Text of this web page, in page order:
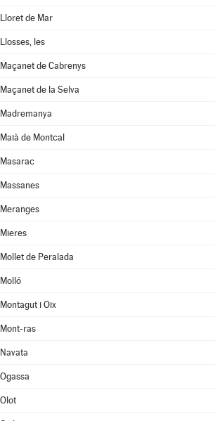
Lloret de Mar
Llosses, les
Maçanet de Cabrenys
Maçanet de la Selva
Madremanya
Maià de Montcal
Masarac
Massanes
Meranges
Mieres
Mollet de Peralada
Molló
Montagut i Oix
Mont-ras
Navata
Ogassa
Olot